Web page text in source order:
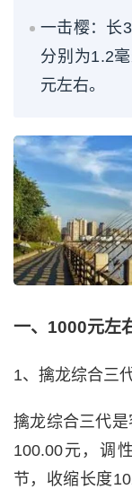
一击樱：长
分别为1.2
元左右。
一、1000元左
1、擒龙综合三
擒龙综合三代
100.00元，调
节，收缩长度